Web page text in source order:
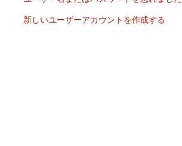
新しいユーザーアカウントを作成する